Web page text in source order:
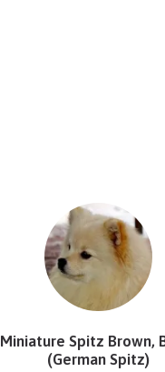
Miniature Spitz Brown,
(German Spitz)